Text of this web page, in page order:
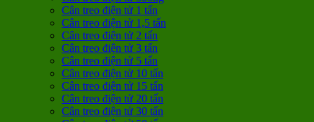
Cân treo điện tử 1 tấn
Cân treo điện tử 1,5 tấn
Cân treo điện tử 2 tấn
Cân treo điện tử 3 tấn
Cân treo điện tử 5 tấn
Cân treo điện tử 10 tấn
Cân treo điện tử 15 tấn
Cân treo điện tử 20 tấn
Cân treo điện tử 30 tấn